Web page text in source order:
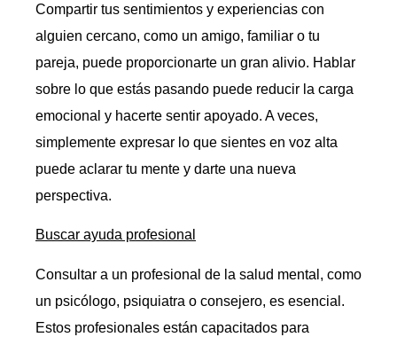
Compartir tus sentimientos y experiencias con
alguien cercano, como un amigo, familiar o tu
pareja, puede proporcionarte un gran alivio. Hablar
sobre lo que estás pasando puede reducir la carga
emocional y hacerte sentir apoyado. A veces,
simplemente expresar lo que sientes en voz alta
puede aclarar tu mente y darte una nueva
perspectiva.
Buscar ayuda profesional
Consultar a un profesional de la salud mental, como
un psicólogo, psiquiatra o consejero, es esencial.
Estos profesionales están capacitados para